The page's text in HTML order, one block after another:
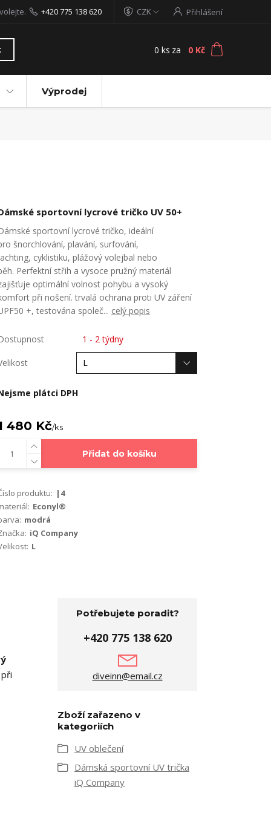
CZK Přihlášení
+420 775 138 620
0 ks za 0 Kč
Výprodej
sportovní lycrové tričko UV 50+
sportovní lycrové tričko, ideální
šnorchlování, plavání, surfování,
cyklistiku, plážový volejbal nebo
Perfektní střih a vysoce pružný materiál
optimální volnost pohybu a vysoký
při nošení. trvalá ochrana proti UV záření
+, testována společ... celý popis
1 - 2 týdny
plátci DPH
480 Kč/ks
Přidat do košíku
produktu: |4
Econyl®
modrá
iQ Company
L
Potřebujete poradit?
+420 775 138 620
diveinn@email.cz
Zboží zařazeno v
kategoriích
UV oblečení
Dámská sportovní UV trička
iQ Company